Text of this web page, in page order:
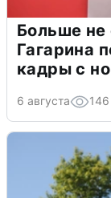
Больше не
Гагарина
кадры с
6 августа 146